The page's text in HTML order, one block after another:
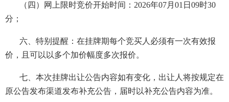
（四）网上限时竞价开始时间：2026年07月01日09时30
分；
六、特别提醒：在挂牌期每个竞买人必须有一次有效报
价，且可以以多个加价幅度多次报价。
七、本次挂牌出让公告内容如有变化，出让人将按规定在
原公告发布渠道发布补充公告，届时以补充公告内容为准。